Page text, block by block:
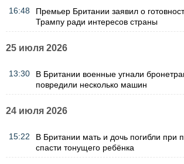
16:48
Премьер Британии заявил о
Трампу ради интересов страны
25 июля 2026
13:30
В Британии военные угнали
повредили несколько машин
24 июля 2026
15:22
В Британии мать и дочь погибли при
спасти тонущего ребёнка